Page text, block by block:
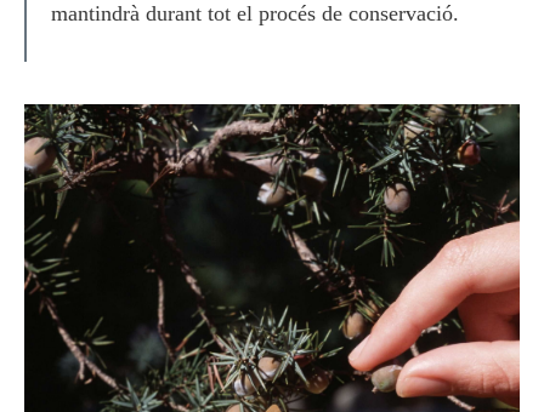
mantindrà durant tot el procés de conservació.